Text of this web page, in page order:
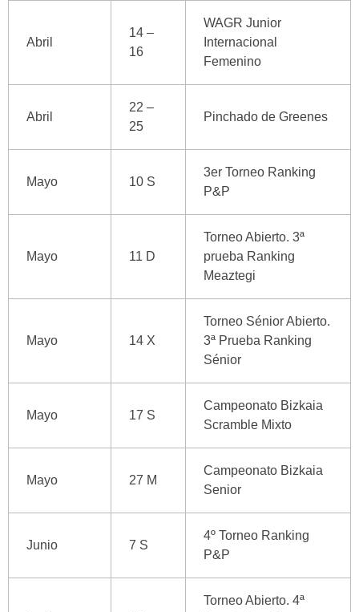
Abril
14 –
16
WAGR Junior
Internacional
Femenino
Abril
22 –
25
Pinchado de Greenes
Mayo 10 S
3er Torneo Ranking
P&P
Mayo 11 D
Torneo Abierto. 3ª
prueba Ranking
Meaztegi
Mayo 14 X
Torneo Sénior Abierto.
3ª Prueba Ranking
Sénior
Mayo 17 S
Campeonato Bizkaia
Scramble Mixto
Mayo 27 M
Campeonato Bizkaia
Senior
Junio 7 S
4º Torneo Ranking
P&P
Torneo Abierto. 4ª